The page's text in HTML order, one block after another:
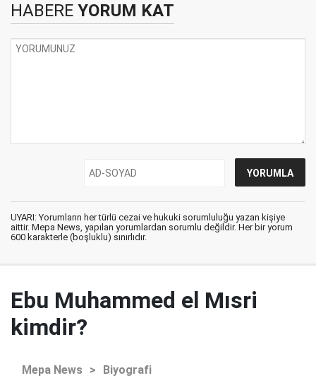
HABERE YORUM KAT
UYARI: Yorumların her türlü cezai ve hukuki sorumluluğu yazan kişiye
aittir. Mepa News, yapılan yorumlardan sorumlu değildir. Her bir yorum
600 karakterle (boşluklu) sınırlıdır.
Ebu Muhammed el Mısri
kimdir?
Mepa News > Biyografi